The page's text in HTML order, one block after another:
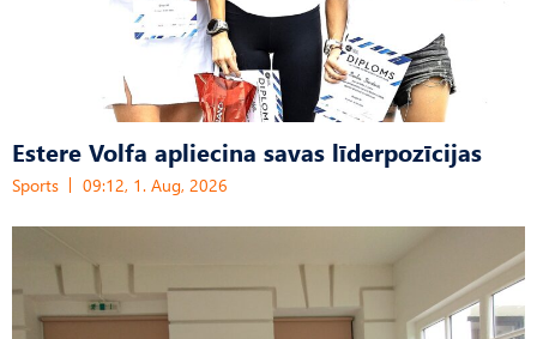
Estere Volfa apliecina savas līderpozīcijas
Sports 09:12, 1. Aug, 2026